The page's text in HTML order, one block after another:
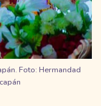
Foto: Hermandad